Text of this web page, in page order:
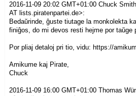
2016-11-09 20:02 GMT+01:00 Chuck Smith
AT lists.piratenpartei.de>:
Bedaŭrinde, ĝuste tiutage la monkolekta
finiĝos, do mi devos resti hejme por taŭge
Por pliaj detaloj pri tio, vidu: https://
Amikume kaj Pirate,
Chuck
2016-11-09 16:00 GMT+01:00 Thomas